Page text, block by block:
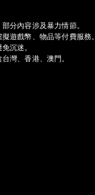
分內容涉及暴力情節。
遊戲幣、物品等付費服務
沉迷。
灣、香港、澳門。